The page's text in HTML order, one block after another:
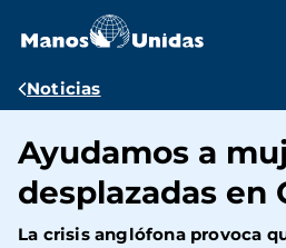
contenido
Ruta
navegación
Noticias
Ayudamos a
desplazadas en
La crisis anglófona provoca